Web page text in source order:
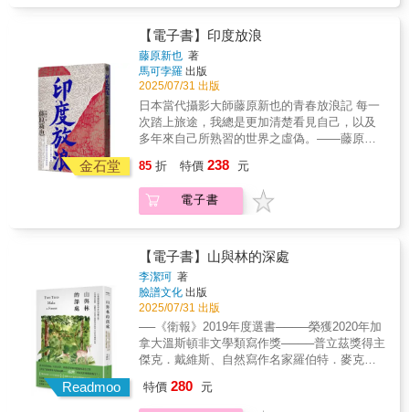
生的探索與重組 本書非為壯遊式的景點記錄，
景，平路寫下她在波濤中暈眩、在雪地裡凝
眸、企鵝注視下她如何撿拾自己的記憶碎片
&hellip;&hellip; 本書是平路的旅程軌跡，也是
她回溯過去的印記，南極冰山如鏡，水中倒影
是她的懺情與體悟。 ★極其動人的南極動物生
態觀察 從福克蘭群島、南喬治亞島、南極半
島，到象島與欺騙島，平路近距離描寫不同企
的影響與掠奪。她筆下的企鵝，不僅是生物觀
察的對象，更是人性投射的鏡像。 ★跟著作者
南極旅行也同步看到南極探險家的精彩故事 第
很會鼓舞士氣的謝克頓，在船體於浮冰上出現
裂痕時，帶領「堅忍號」全體船員脫險而聞名
於世；還有為南極而喪命的史考特，首次征戰
帶領隊伍創下南緯八十二度的新紀錄，可惜在
第二次探險到達南極點時罹難，差一點就「發
現」了南極！ 許多時候，讀探險家事蹟，像是
獲得替代式的滿足，包括當年以失敗收場的事
災難，重重吁出口氣，心裡是荷馬的句子：
凍結各國野心之《南極公約》將在2048年到
期，本書亦是寫給未來世代的備忘錄金獎導演
楊力州，隨行台灣「前進南極點長征隊」前往
南極的極地之旅——這支長征隊肩負科研使
命，護送宇宙天文望遠鏡所需零件到位於「南
極點」的科考站。在這一趟挑戰身心極限的旅
程中，楊力州拍下台灣首見的完整珍貴南極影
像；在世界最寒冷最神祕的地理邊界，他也撬
開了自己心靈最深沉的冰層。「在冒險家眼
在風雪中一切歸零，沒有依賴、無法期待。」
白茫茫風雪、360度「尖叫風暴」中，楊力州的
情緒風暴無預期的到來。舉目四望，無邊無際
開始轉化為異常清晰的記憶、痕跡、夢境甚至
神諭而出現⋯⋯他感受到兩股趨力的拉扯：一
端是生之欲望，以及探尋未知的冒險DNA；一
端是自身的憂鬱症，與壓抑的家族創傷。猶如
冰障下不可見的90％冰山，楊力州以薩提爾
「冰山理論」為喻，映照自己潛意識中隱藏的
恐懼、執著與傷痕——年屆50、走過人生中場
鬱症、家族創傷、創作低谷⋯⋯在極地風暴的
金石堂
【電子書】印度放浪
藤原新也 著
馬可孛羅 出版
2025/07/31 出版
日本當代攝影大師藤原新也的青春放浪記 每一
次踏上旅途，我總是更加清楚看見自己，以及
多年來自己所熟習的世界之虛偽。――藤原新
直探印度的灼熱、印度的失序肉身敗陣了，卻
換來自在的心與勇氣。這，是我25歲的模
樣！ 25歲這年，日本攝影大師、也是旅行名家
他旅者眼中所見並沒兩樣：髒污、擁擠、紛
亂、躁動，甚至帶點滑稽的矛盾。 這是一場清
狂歲月的浪蕩痕跡，不矯情不預設立場，因此
能以青春的眼界，從觀望、迷惑、沉重到融
合，深刻體悟到如何順應印度的方式。然而，
經歷多年後，已是壯年的藤原新也在面對與當
初踏足印度時同樣年紀的年輕人提問「為何要
去印度？」時，當年那才20歲出頭的年輕小伙
形貌如顯影般浮現眼前。是啊，藤原新也開始
85 折 特價 238 元
電子書
Readmoo
【電子書】山與林的深處
李潔珂 著
臉譜文化 出版
2025/07/31 出版
──《衛報》2019年度選書────榮獲2020年加
拿大溫斯頓非文學類寫作獎────普立茲獎得主
傑克．戴維斯、自然寫作名家羅伯特．麥克法
紀實和回憶錄的詩意之作「孕育了我親愛家人
們的島嶼──臺灣，究竟是什麼樣的地方？」吳
特價 280 元